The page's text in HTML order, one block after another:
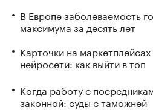
В Европе заболеваемость
максимума за десять лет
Карточки на
нейросети: как выйти в топ
Когда работу с
законной: суды с таможней